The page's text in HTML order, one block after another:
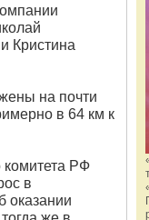
Кристина
на почти
в 64 км к
комитета РФ
в
оказании